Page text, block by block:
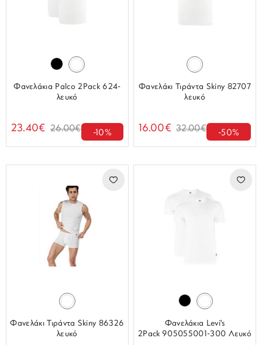
Φανελάκια Palco 2Pack 624-
λευκό
23.40€ 26.00€ -10%
Φανελάκι Τιράντα Skiny 82707
λευκό
16.00€ 32.00€ -50%
Φανελάκι Τιράντα Skiny 86326
λευκό
Φανελάκια Levi's
2Pack 905055001-300 Λευκό